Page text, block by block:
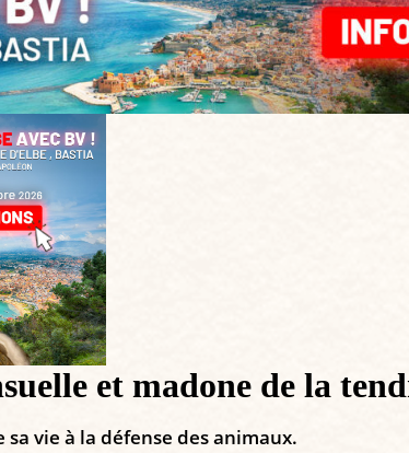
et madone de la
vie à la défense des animaux.